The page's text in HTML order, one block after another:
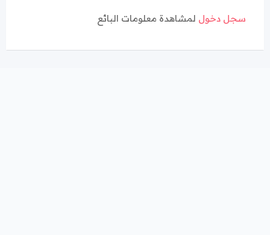
سجل دخول لمشاهدة معلومات البائع